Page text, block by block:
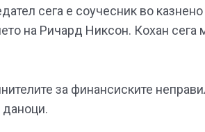
сега е соучесник во
на Ричард Никсон. Кохан
за финансиските
даноци.